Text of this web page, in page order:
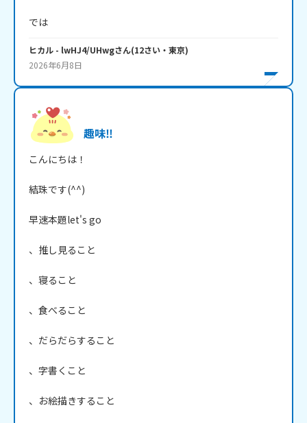
では
ヒカル - lwHJ4/UHwgさん(12さい・ 東京)
2026年6月8日
趣味‼️
こんにちは！
結珠です(^^)
早速本題let's go
、推し見ること
、寝ること
、食べること
、だらだらすること
、字書くこと
、お絵描きすること